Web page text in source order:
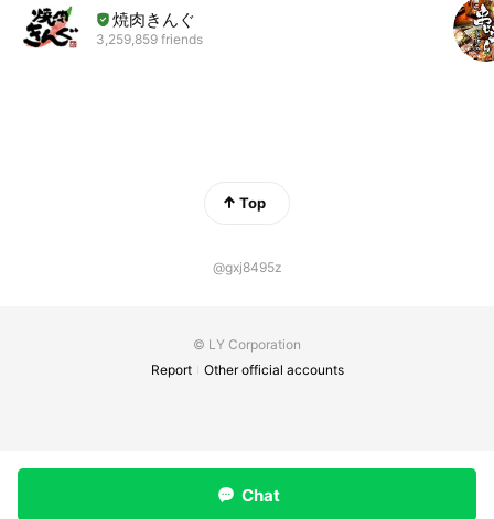
焼肉きんぐ
3,259,859 friends
Top
@gxj8495z
© LY Corporation
Report
Other official accounts
Chat